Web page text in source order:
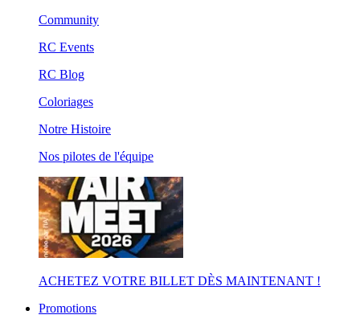
Community
RC Events
RC Blog
Coloriages
Notre Histoire
Nos pilotes de l'équipe
ACHETEZ VOTRE BILLET DÈS MAINTENANT !
Promotions